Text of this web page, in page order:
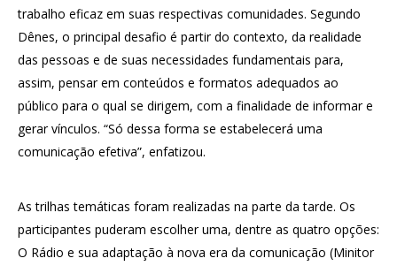
trabalho eficaz em suas respectivas comunidades. Segundo
Dênes, o principal desafio é partir do contexto, da realidade
das pessoas e de suas necessidades fundamentais para,
assim, pensar em conteúdos e formatos adequados ao
público para o qual se dirigem, com a finalidade de informar e
gerar vínculos. “Só dessa forma se estabelecerá uma
comunicação efetiva”, enfatizou.
As trilhas temáticas foram realizadas na parte da tarde. Os
participantes puderam escolher uma, dentre as quatro opções:
O Rádio e sua adaptação à nova era da comunicação (Minitor